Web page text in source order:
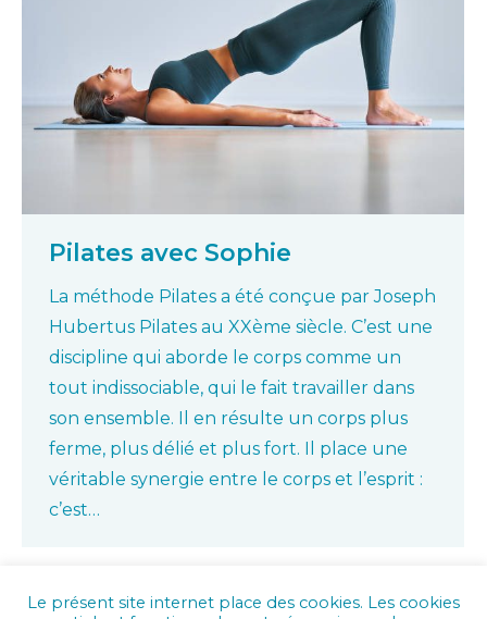
Pilates avec Sophie
La méthode Pilates a été conçue par Joseph
Hubertus Pilates au XXème siècle. C’est une
discipline qui aborde le corps comme un
tout indissociable, qui le fait travailler dans
son ensemble. Il en résulte un corps plus
ferme, plus délié et plus fort. Il place une
véritable synergie entre le corps et l’esprit :
c’est…
Le présent site internet place des cookies. Les cookies